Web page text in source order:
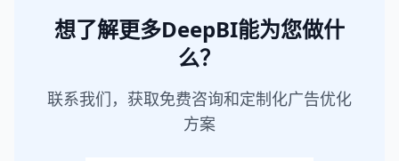
想了解更多DeepBI能为您做什
么？
联系我们，获取免费咨询和定制化广告优化
方案